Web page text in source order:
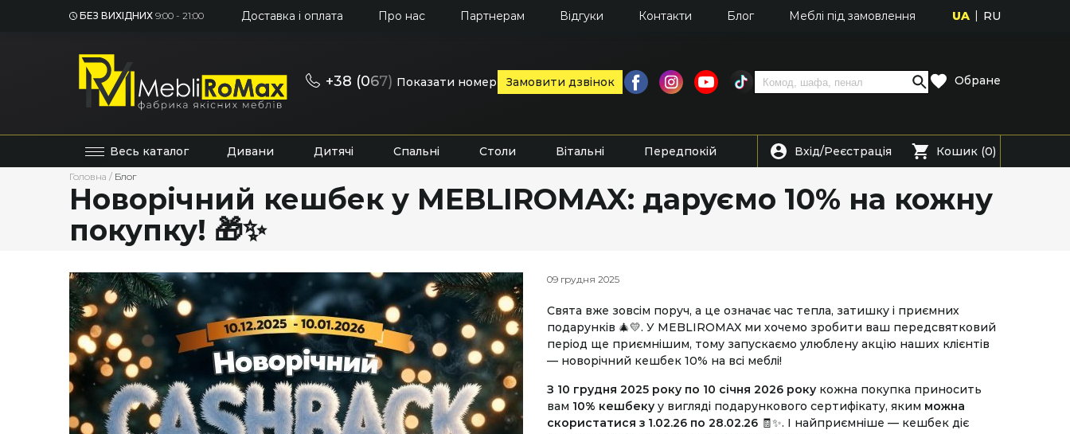
БЕЗ ВИХІДНИХ 9:00 - 21:00 Доставка і оплата Про нас Партнерам Відгуки Контакти Блог Меблі під замовлення UA RU
+38 (067) Показати номер Замовити дзвінок Обране
Весь каталог Дивани Дитячі Спальні Столи Вітальні Передпокій Вхід/Реєстрація Кошик (0)
Головна / Блог
Новорічний кешбек у MEBLIROMAX: даруємо 10% на кожну
покупку! 🎁✨
09 грудня 2025
Свята вже зовсім поруч, а це означає час тепла, затишку і приємних
подарунків 🎄💛. У MEBLIROMAX ми хочемо зробити ваш передсвятковий
період ще приємнішим, тому запускаємо улюблену акцію наших клієнтів
— новорічний кешбек 10% на всі меблі!
З 10 грудня 2025 року по 10 січня 2026 року кожна покупка приносить
вам 10% кешбеку у вигляді подарункового сертифікату, яким можна
скористатися з 1.02.26 по 28.02.26 🧾✨. І найприємніше — кешбек діє